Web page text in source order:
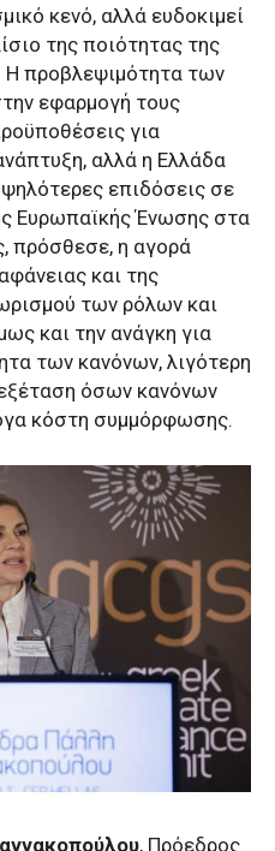
κενό, αλλά ευδοκιμεί
της ποιότητας της
Η προβλεψιμότητα των
εφαρμογή τους
για
αλλά η Ελλάδα
επιδόσεις σε
Ευρωπαϊκής Ένωσης στα
πρόσθεσε, η αγορά
και της
των ρόλων και
και την ανάγκη για
των κανόνων, λιγότερη
όσων κανόνων
κόστη συμμόρφωσης.
, Πρόεδρος